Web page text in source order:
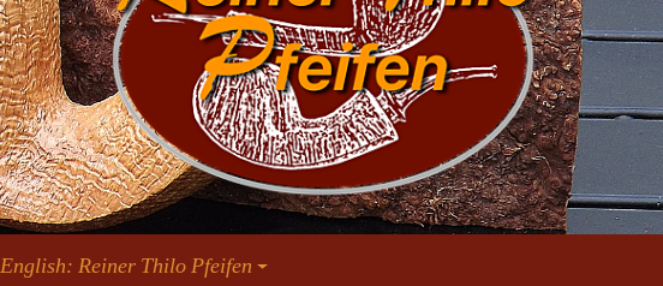
English: Reiner Thilo Pfeifen